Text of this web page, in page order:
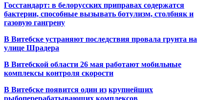
Госстандарт: в белорусских приправах содержатся
бактерии, способные вызывать ботулизм, столбняк и
газовую гангрену
В Витебске устраняют последствия провала грунта на
улице Шрадера
В Витебской области 26 мая работают мобильные
комплексы контроля скорости
В Витебске появится один из крупнейших
рыбоперерабатывающих комплексов